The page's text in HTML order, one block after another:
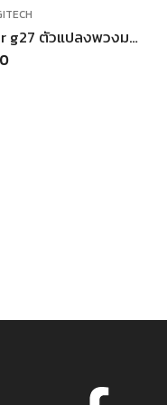
adaptor g27 ตัวแปลงพวงมาลัย logitech g27 มีปุ่มใส่ได้6ปุ่ม